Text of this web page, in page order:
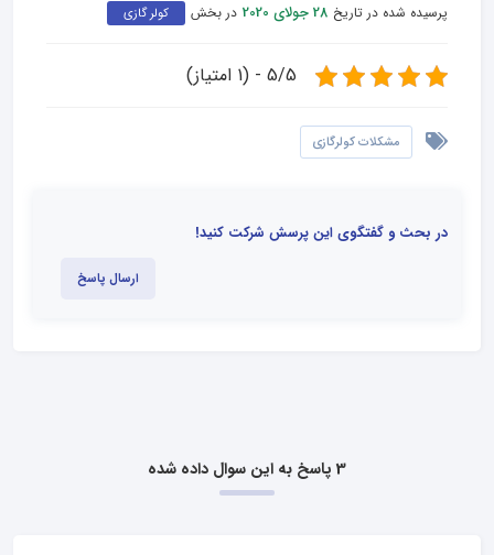
پرسیده شده در تاریخ 28 جولای 2020 در بخش کولر گازی
5/5 - (1 امتیاز)
مشکلات کولرگازی
در بحث و گفتگوی این پرسش شرکت کنید!
ارسال پاسخ
3 پاسخ به این سوال داده شده